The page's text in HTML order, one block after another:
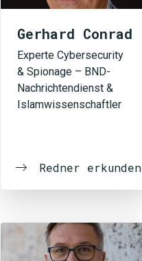
Gerhard Conrad
Experte Cybersecurity
& Spionage – BND-
Nachrichtendienst &
Islamwissenschaftler
Redner erkunden